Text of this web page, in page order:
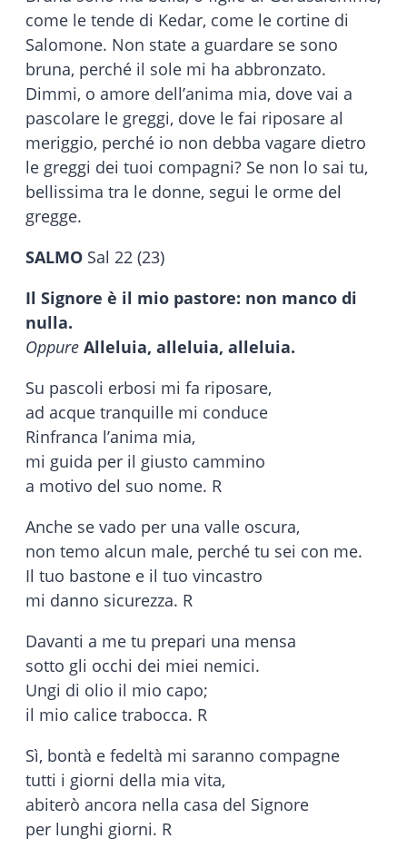
come le tende di Kedar, come le cortine di
Salomone. Non state a guardare se sono
bruna, perché il sole mi ha abbronzato.
Dimmi, o amore dell’anima mia, dove vai a
pascolare le greggi, dove le fai riposare al
meriggio, perché io non debba vagare dietro
le greggi dei tuoi compagni? Se non lo sai tu,
bellissima tra le donne, segui le orme del
gregge.
SALMO Sal 22 (23)
Il Signore è il mio pastore: non manco di
nulla.
Oppure Alleluia, alleluia, alleluia.
Su pascoli erbosi mi fa riposare,
ad acque tranquille mi conduce
Rinfranca l’anima mia,
mi guida per il giusto cammino
a motivo del suo nome. R
Anche se vado per una valle oscura,
non temo alcun male, perché tu sei con me.
Il tuo bastone e il tuo vincastro
mi danno sicurezza. R
Davanti a me tu prepari una mensa
sotto gli occhi dei miei nemici.
Ungi di olio il mio capo;
il mio calice trabocca. R
Sì, bontà e fedeltà mi saranno compagne
tutti i giorni della mia vita,
abiterò ancora nella casa del Signore
per lunghi giorni. R